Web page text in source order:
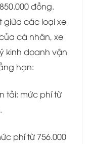
đồng.
giữa các loại xe
cá nhân, xe
kinh doanh vận
hạn:
tải: mức phí từ
phí từ 756.000